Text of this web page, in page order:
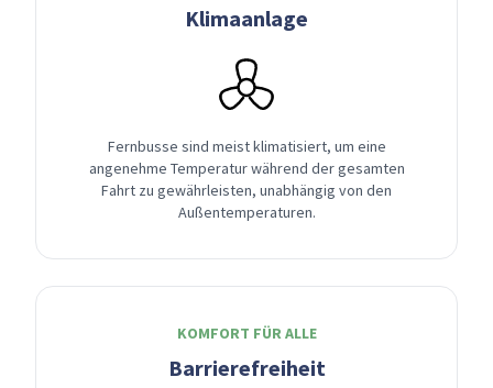
Klimaanlage
Fernbusse sind meist klimatisiert, um eine
angenehme Temperatur während der gesamten
Fahrt zu gewährleisten, unabhängig von den
Außentemperaturen.
KOMFORT FÜR ALLE
Barrierefreiheit